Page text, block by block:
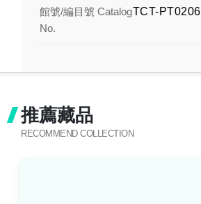
館號/編目號 Catalog
No.
TCT-PT0206
推薦藏品
RECOMMEND COLLECTION